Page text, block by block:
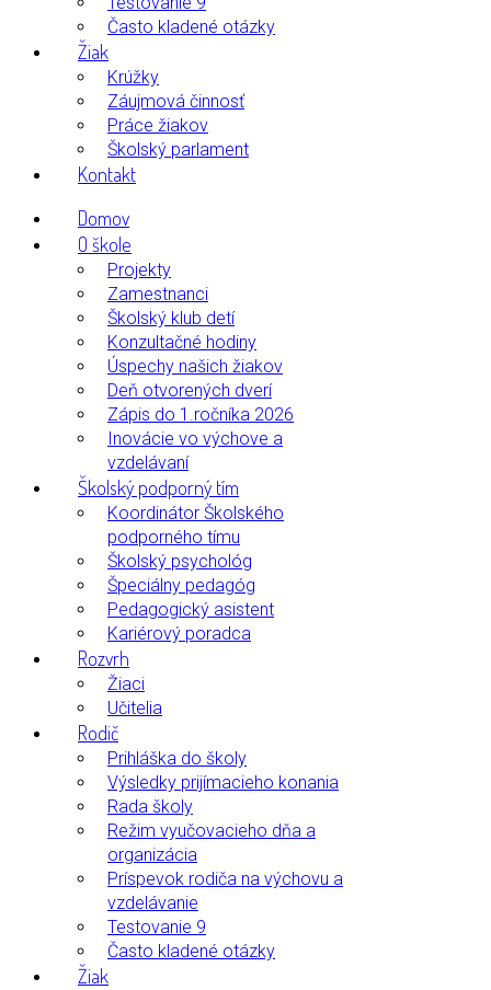
Často kladené otázky
Žiak
Krúžky
Záujmová činnosť
Práce žiakov
Školský parlament
Kontakt
Domov
O škole
Projekty
Zamestnanci
Školský klub detí
Konzultačné hodiny
Úspechy našich žiakov
Deň otvorených dverí
Zápis do 1.ročníka 2026
Inovácie vo výchove a
vzdelávaní
Školský podporný tím
Koordinátor Školského
podporného tímu
Školský psychológ
Špeciálny pedagóg
Pedagogický asistent
Kariérový poradca
Rozvrh
Žiaci
Učitelia
Rodič
Prihláška do školy
Výsledky prijímacieho konania
Rada školy
Režim vyučovacieho dňa a
organizácia
Príspevok rodiča na výchovu a
vzdelávanie
Testovanie 9
Často kladené otázky
Žiak